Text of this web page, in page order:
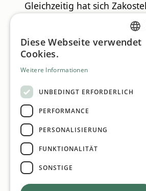
Gleichzeitig hat sich
einen „Sonderpreis für
Vom Nischenthema zum
Zakostelsky verwies
Nischenthema an den
zwei Jahrzehnten
Der VÖNIX wurde 2005
der Wiener Börse
ökologischer, sozialer und
Über die vergangenen
Diese Webseite verwendet
Cookies.
Weitere Informationen
UNBEDINGT ERFORDERLICH
PERFORMANCE
PERSONALISIERUNG
FUNKTIONALITÄT
SONSTIGE